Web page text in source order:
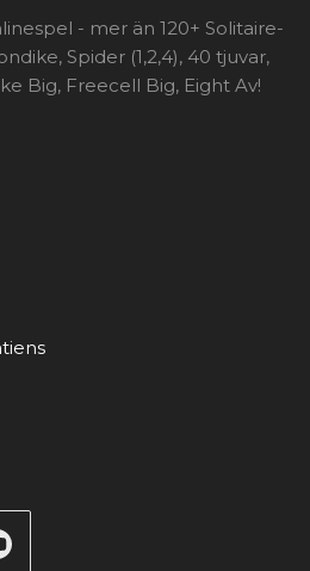
- mer än 120+ Solitaire-
Spider (1,2,4), 40 tjuvar,
Big, Freecell Big, Eight Av!